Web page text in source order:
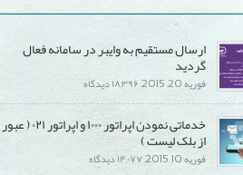
ارسال مستقیم به وایبر در سامانه فعال
گردید
فوریه 20, 2015, ۱۸,۳۹۶ دیدگاه
برای
ارسال
مستقیم
به
وایبر
خدماتی نمودن اپراتور ۱۰۰۰ و اپراتور ۰۲۱ ( عبور
از بلک لیست )
فوریه 10, 2015, ۱۴,۰۷۷ دیدگاه
برای